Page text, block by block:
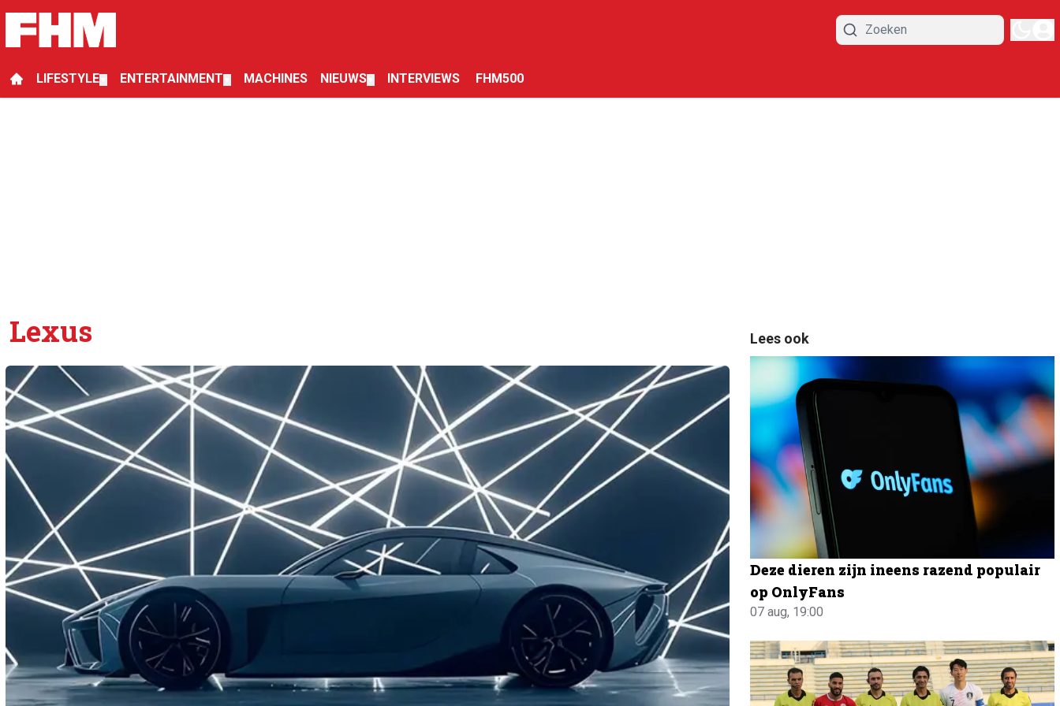
LIFESTYLE ENTERTAINMENT MACHINES NIEUWS INTERVIEWS FHM500
Lexus Lees ook
Deze dieren zijn ineens razend populair
op OnlyFans
07 aug, 19:00